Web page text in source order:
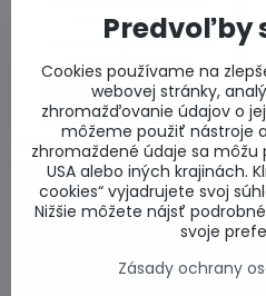
balenie (1 paleta)
Skladom u dodávateľa
od 1062,06 €
Zobraziť
0917 969 003
Technické poradenstvo
0948 987 787
Informácie k
Po - Pi 8:00-15:00
Predvoľby
Cookies používame na
webovej stránky,
zhromažďovanie údajov o
môžeme použiť nástroje
zhromaždené údaje sa môžu
USA alebo iných krajinách.
cookies“ vyjadrujete svoj
Nižšie môžete nájsť
svoje
Zásady ochrany